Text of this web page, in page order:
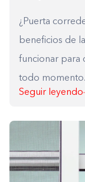
¿Puerta
beneficios de
funcionar para
todo momento.
Seguir leyendo